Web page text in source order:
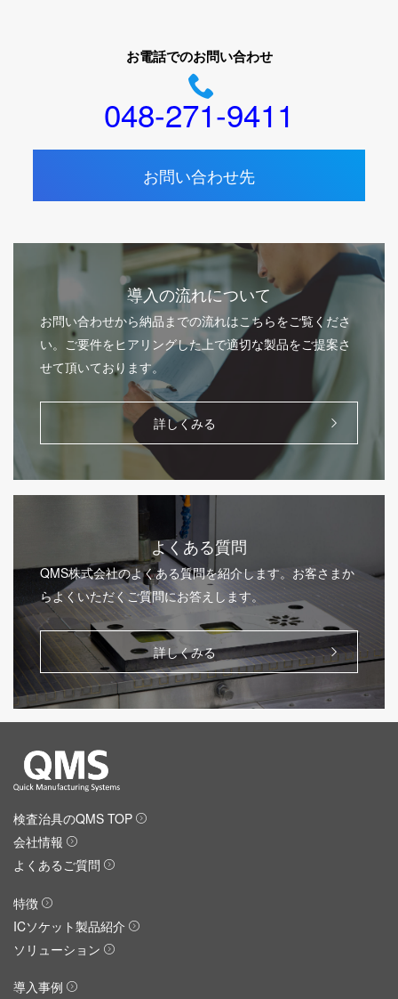
お電話でのお問い合わせ
048-271-9411
お問い合わせ先
導入の流れについて
お問い合わせから納品までの流れはこちらをご覧くださ
い。ご要件をヒアリングした上で適切な製品をご提案さ
せて頂いております。
詳しくみる
よくある質問
QMS株式会社のよくある質問を紹介します。お客さまか
らよくいただくご質問にお答えします。
詳しくみる
検査治具のQMS TOP
会社情報
よくあるご質問
特徴
ICソケット製品紹介
ソリューション
導入事例